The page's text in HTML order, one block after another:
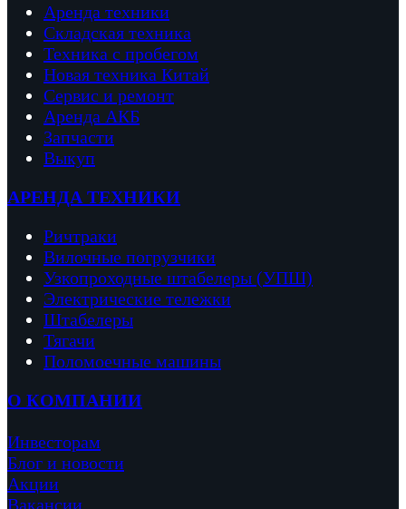
Аренда техники
Складская техника
Техника с пробегом
Новая техника Китай
Сервис и ремонт
Аренда АКБ
Запчасти
Выкуп
АРЕНДА ТЕХНИКИ
Ричтраки
Вилочные погрузчики
Узкопроходные штабелеры (УПШ)
Электрические тележки
Штабелеры
Тягачи
Поломоечные машины
О КОМПАНИИ
Инвесторам
Блог и новости
Акции
Вакансии